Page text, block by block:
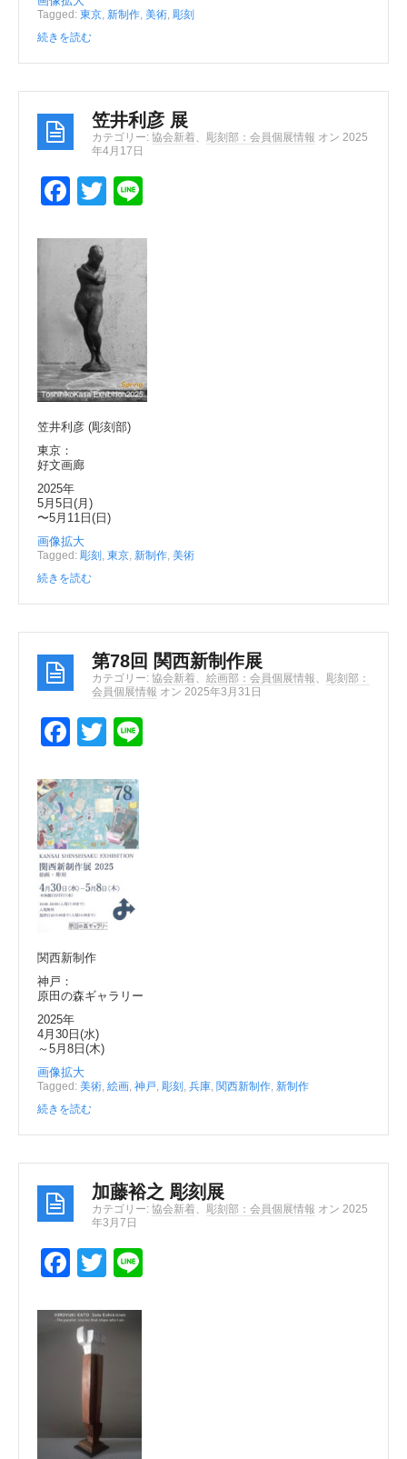
Tagged: 東京, 新制作, 美術, 彫刻
続きを読む
笠井利彦 展
カテゴリー: 協会新着、 彫刻部：会員個展情報 オン 2025
年4月17日
F
c
e
b
o
o
k
T
tt
er
e
笠井利彦 (彫刻部)
東京：
好文画廊
2025年
5月5日(月)
〜5月11日(日)
画像拡大
Tagged: 彫刻, 東京, 新制作, 美術
続きを読む
第78回 関西新制作展
カテゴリー: 協会新着、 絵画部：会員個展情報、 彫刻部：
会員個展情報 オン 2025年3月31日
F
c
e
b
o
o
k
T
tt
er
関西新制作
神戸：
原田の森ギャラリー
2025年
4月30日(水)
～5月8日(木)
画像拡大
Tagged: 美術, 絵画, 神戸, 彫刻 , 兵庫, 関西新制作, 新制作
続きを読む
加藤裕之 彫刻展
カテゴリー: 協会新着、 彫刻部：会員個展情報 オン 2025
年3月7日
F
c
e
b
o
o
T
tt